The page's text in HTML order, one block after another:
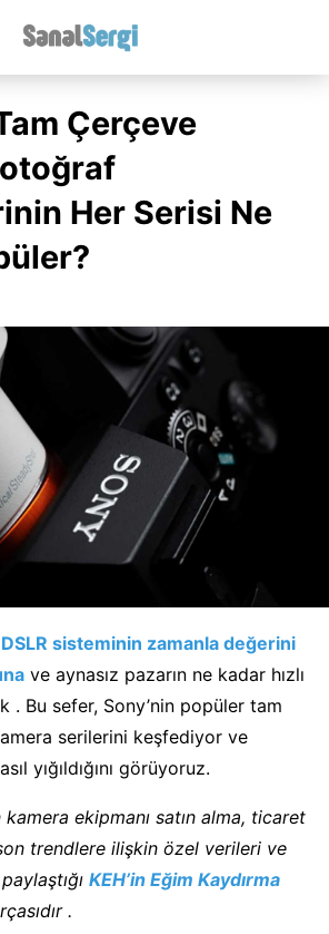
Çerçeve
Her Serisi Ne
sisteminin zamanla değerini
ve aynasız pazarın ne kadar hızlı
. Bu sefer, Sony’nin popüler tam
serilerini keşfediyor ve
yığıldığını görüyoruz.
ekipmanı satın alma, ticaret
trendlere ilişkin özel verileri ve
KEH’in Eğim Kaydırma
.